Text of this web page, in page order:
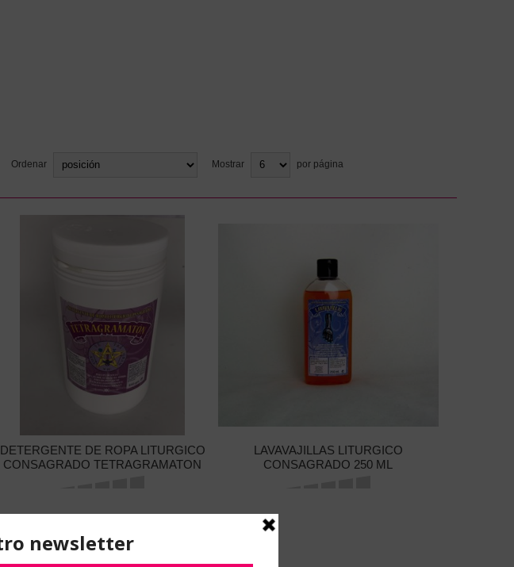
Ordenar Mostrar por página
DETERGENTE DE ROPA LITURGICO
CONSAGRADO TETRAGRAMATON
LAVAVAJILLAS LITURGICO
CONSAGRADO 250 ML